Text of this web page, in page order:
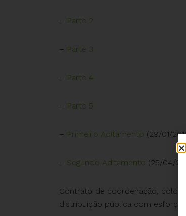
– Parte 2
– Parte 3
– Parte 4
– Parte 5
– Primeiro Aditamento (29/01/
– Segundo Aditamento (25/04/
Contrato de coordenação,
distribuição pública com